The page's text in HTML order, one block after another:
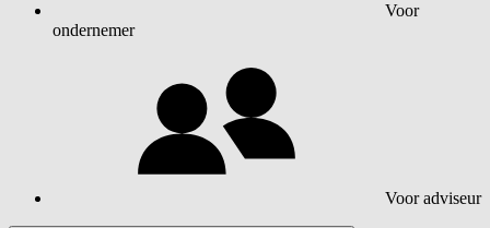
Voor
ondernemer
Voor adviseur